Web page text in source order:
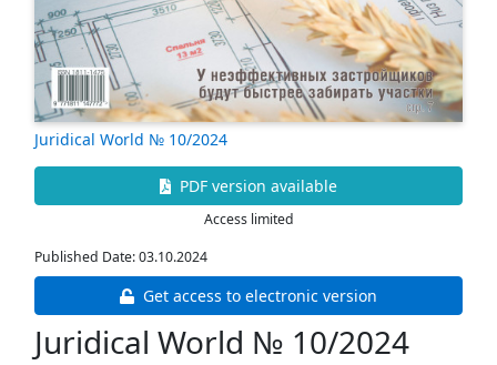
Juridical World № 10/2024
PDF version available
Access limited
Published Date: 03.10.2024
Get access to electronic version
Juridical World № 10/2024